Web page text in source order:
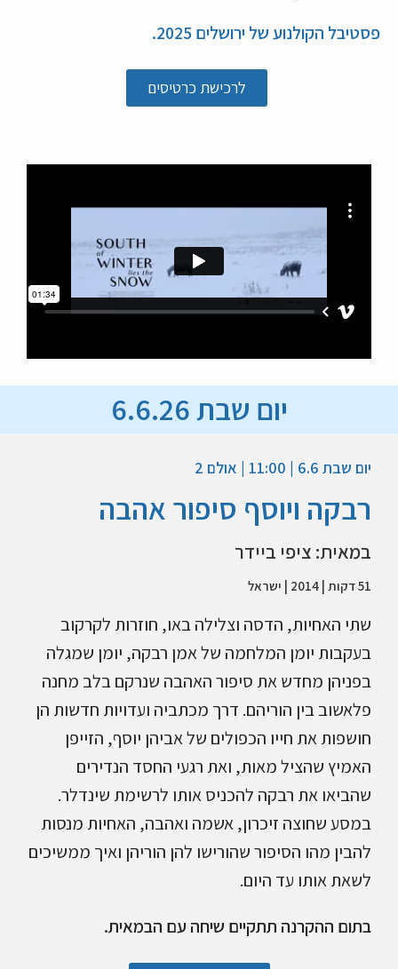
פסטיבל הקולנוע של ירושלים 2025.
לרכישת כרטיסים
יום שבת 6.6.26
יום שבת 6.6 | 11:00 | אולם 2
רבקה ויוסף סיפור אהבה
במאית: ציפי ביידר
51 דקות | 2014 | ישראל
שתי האחיות, הדסה וצלילה באו, חוזרות לקרקוב
בעקבות יומן המלחמה של אמן רבקה, יומן שמגלה
בפניהן מחדש את סיפור האהבה שנרקם בלב מחנה
פלאשוב בין הוריהם. דרך מכתביה ועדויות חדשות הן
חושפות את חייו הכפולים של אביהן יוסף, הזייפן
האמיץ שהציל מאות, ואת רגעי החסד הנדירים
שהביאו את רבקה להכניס אותו לרשימת שינדלר.
במסע שחוצה זיכרון, אשמה ואהבה, האחיות מנסות
להבין מהו הסיפור שהורישו להן הוריהן ואיך ממשיכים
לשאת אותו עד היום.
בתום ההקרנה תתקיים שיחה עם הבמאית.